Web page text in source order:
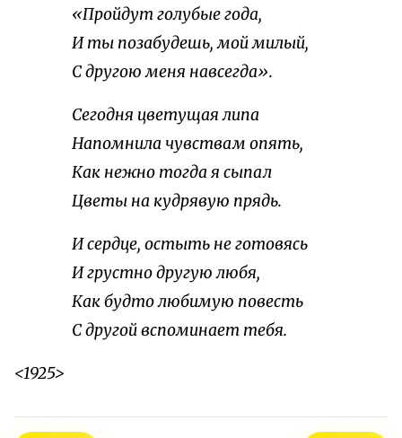
«Пройдут голубые года,
И ты позабудешь, мой милый,
С другою меня навсегда».
Сегодня цветущая липа
Напомнила чувствам опять,
Как нежно тогда я сыпал
Цветы на кудрявую прядь.
И сердце, остыть не готовясь
И грустно другую любя,
Как будто любимую повесть
С другой вспоминает тебя.
<1925>